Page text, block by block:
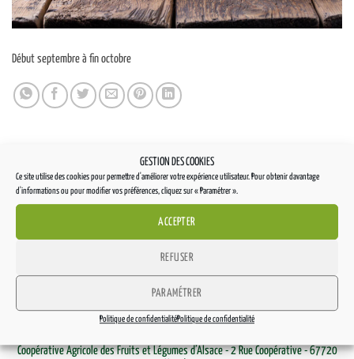
GESTION DES COOKIES
Ce site utilise des cookies pour permettre d'améliorer votre expérience utilisateur. Pour obtenir davantage
d'informations ou pour modifier vos préférences, cliquez sur « Paramétrer ».
ACCEPTER
REFUSER
PARAMÉTRER
Politique de confidentialitéPolitique de confidentialité
Début septembre à fin octobre
LES JARDINS DU RIED
Coopérative Agricole des Fruits et Légumes d’Alsace - 2 Rue Coopérative - 67720